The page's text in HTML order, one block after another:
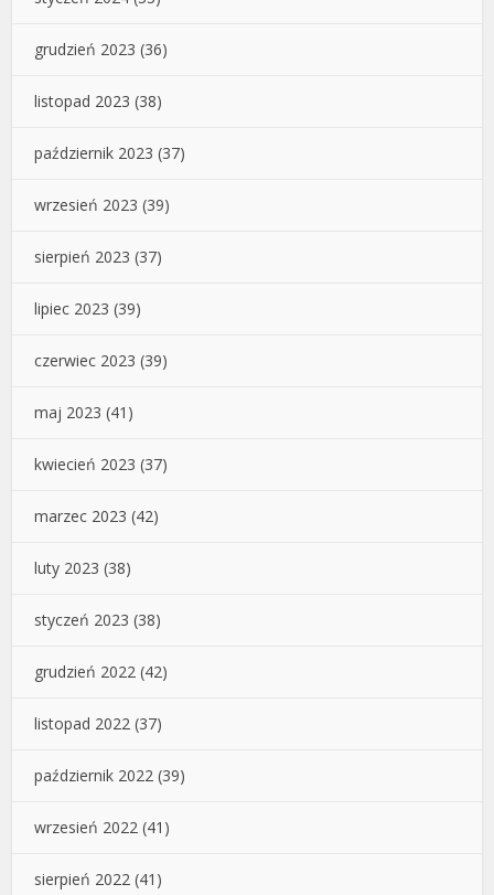
grudzień 2023 (36)
listopad 2023 (38)
październik 2023 (37)
wrzesień 2023 (39)
sierpień 2023 (37)
lipiec 2023 (39)
czerwiec 2023 (39)
maj 2023 (41)
kwiecień 2023 (37)
marzec 2023 (42)
luty 2023 (38)
styczeń 2023 (38)
grudzień 2022 (42)
listopad 2022 (37)
październik 2022 (39)
wrzesień 2022 (41)
sierpień 2022 (41)